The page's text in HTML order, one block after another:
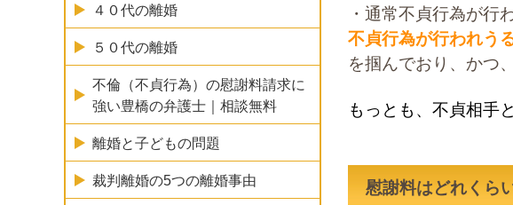
・通常不貞行為が行
不貞行為が行われう
を掴んでおり、かつ、
もっとも、不貞相手
慰謝料はどれくら
４０代の離婚
５０代の離婚
不倫（不貞行為）の慰謝料請求に
強い豊橋の弁護士｜相談無料
離婚と子どもの問題
裁判離婚の5つの離婚事由